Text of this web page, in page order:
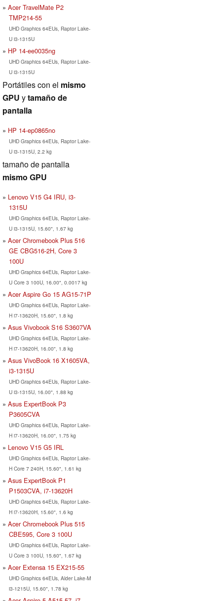
Acer TravelMate P2
TMP214-55
UHD Graphics 64EUs, Raptor Lake-
U i3-1315U
HP 14-ee0035ng
UHD Graphics 64EUs, Raptor Lake-
U i3-1315U
Portátiles con el mismo
GPU ytamaño de
pantalla
HP 14-ep0865no
UHD Graphics 64EUs, Raptor Lake-
U i3-1315U, 2.2 kg
tamaño de pantalla
mismo GPU
Lenovo V15 G4 IRU, i3-
1315U
UHD Graphics 64EUs, Raptor Lake-
U i3-1315U, 15.60", 1.67 kg
Acer Chromebook Plus 516
GE CBG516-2H, Core 3
100U
UHD Graphics 64EUs, Raptor Lake-
U Core 3 100U, 16.00", 0.0017 kg
Acer Aspire Go 15 AG15-71P
UHD Graphics 64EUs, Raptor Lake-
H i7-13620H, 15.60", 1.8 kg
Asus Vivobook S16 S3607VA
UHD Graphics 64EUs, Raptor Lake-
H i7-13620H, 16.00", 1.8 kg
Asus VivoBook 16 X1605VA,
i3-1315U
UHD Graphics 64EUs, Raptor Lake-
U i3-1315U, 16.00", 1.88 kg
Asus ExpertBook P3
P3605CVA
UHD Graphics 64EUs, Raptor Lake-
H i7-13620H, 16.00", 1.75 kg
Lenovo V15 G5 IRL
UHD Graphics 64EUs, Raptor Lake-
H Core 7 240H, 15.60", 1.61 kg
Asus ExpertBook P1
P1503CVA, i7-13620H
UHD Graphics 64EUs, Raptor Lake-
H i7-13620H, 15.60", 1.6 kg
Acer Chromebook Plus 515
CBE595, Core 3 100U
UHD Graphics 64EUs, Raptor Lake-
U Core 3 100U, 15.60", 1.67 kg
Acer Extensa 15 EX215-55
UHD Graphics 64EUs, Alder Lake-M
i3-1215U, 15.60", 1.78 kg